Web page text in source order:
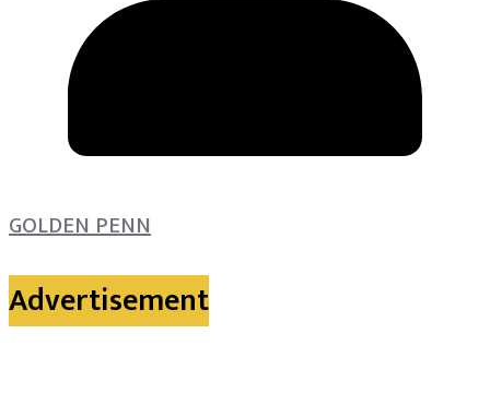
GOLDEN PENN
Advertisement